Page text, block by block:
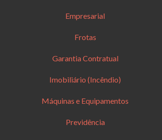
Empresarial
Frotas
Garantia Contratual
Imobiliário (Incêndio)
Máquinas e Equipamentos
Previdência